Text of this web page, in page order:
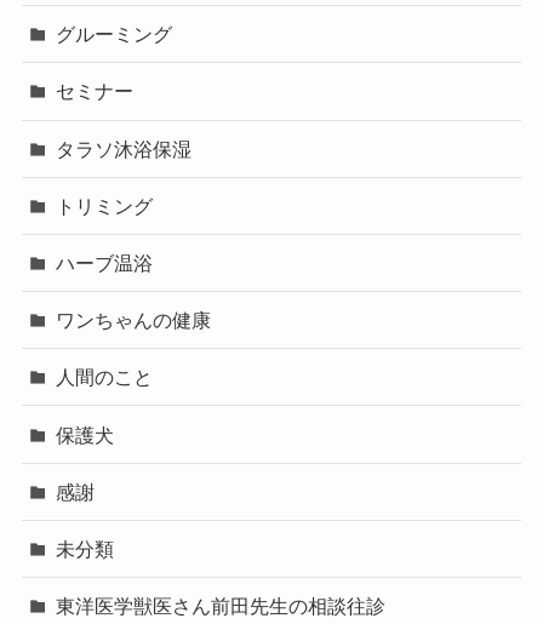
グルーミング
セミナー
タラソ沐浴保湿
トリミング
ハーブ温浴
ワンちゃんの健康
人間のこと
保護犬
感謝
未分類
東洋医学獣医さん前田先生の相談往診